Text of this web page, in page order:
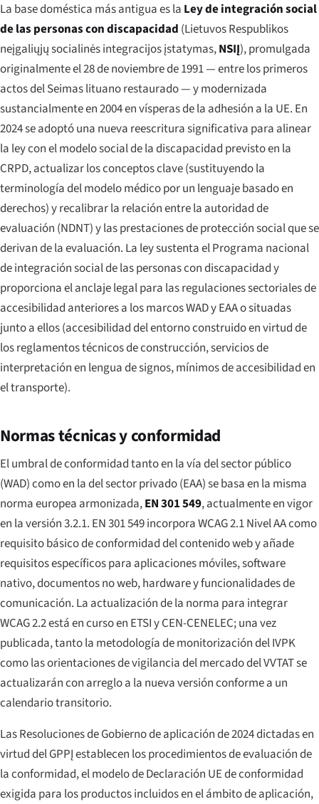
La base doméstica más antigua es la Ley de integración social
de las personas con discapacidad (Lietuvos Respublikos
neįgaliųjų socialinės integracijos įstatymas,NSIĮ), promulgada
originalmente el 28 de noviembre de 1991 — entre los primeros
actos del Seimas lituano restaurado — y modernizada
sustancialmente en 2004 en vísperas de la adhesión a la UE. En
2024 se adoptó una nueva reescritura significativa para alinear
la ley con el modelo social de la discapacidad previsto en la
CRPD, actualizar los conceptos clave (sustituyendo la
terminología del modelo médico por un lenguaje basado en
derechos) y recalibrar la relación entre la autoridad de
evaluación (NDNT) y las prestaciones de protección social que se
derivan de la evaluación. La ley sustenta el Programa nacional
de integración social de las personas con discapacidad y
proporciona el anclaje legal para las regulaciones sectoriales de
accesibilidad anteriores a los marcos WAD y EAA o situadas
junto a ellos (accesibilidad del entorno construido en virtud de
los reglamentos técnicos de construcción, servicios de
interpretación en lengua de signos, mínimos de accesibilidad en
el transporte).
Normas técnicas y conformidad
El umbral de conformidad tanto en la vía del sector público
(WAD) como en la del sector privado (EAA) se basa en la misma
norma europea armonizada,EN 301 549, actualmente en vigor
en la versión 3.2.1. EN 301 549 incorpora WCAG 2.1 Nivel AA como
requisito básico de conformidad del contenido web y añade
requisitos específicos para aplicaciones móviles, software
nativo, documentos no web, hardware y funcionalidades de
comunicación. La actualización de la norma para integrar
WCAG 2.2 está en curso en ETSI y CEN-CENELEC; una vez
publicada, tanto la metodología de monitorización del IVPK
como las orientaciones de vigilancia del mercado del VVTAT se
actualizarán con arreglo a la nueva versión conforme a un
calendario transitorio.
Las Resoluciones de Gobierno de aplicación de 2024 dictadas en
virtud del GPPĮ establecen los procedimientos de evaluación de
la conformidad, el modelo de Declaración UE de conformidad
exigida para los productos incluidos en el ámbito de aplicación,